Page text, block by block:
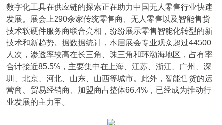
数字化工具在供应链的探索正在助力中国无人零售行业快速
发展。展会上290余家传统零售商、无人零售以及智能售货
技术软硬件服务商联合亮相，纷纷展示零售智能化转型的新
技术和新趋势。据数据统计，本届展会专业观众超过44500
人次，渗透率较高在长三角、珠三角和环渤海地区，占有率
合计接近85.5%，主要集中在上海、江苏、浙江、广州、深
圳、北京、河北、山东、山西等城市。此外，智能售货的运
营商、贸易经销商、加盟商占整体66.4%，已经成为推动行
业发展的主力军。